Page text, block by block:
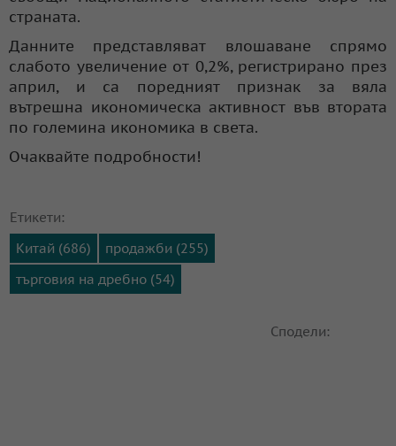
страната.
Данните представляват влошаване спрямо
слабото увеличение от 0,2%, регистрирано през
април, и са поредният признак за вяла
вътрешна икономическа активност във втората
по големина икономика в света.
Очаквайте подробности!
Етикети:
Китай (686)
продажби (255)
търговия на дребно (54)
Сподели: